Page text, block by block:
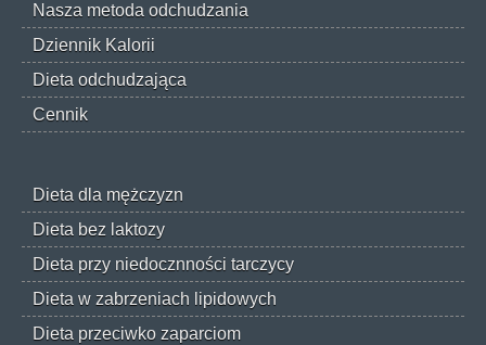
Nasza metoda odchudzania
Dziennik Kalorii
Dieta odchudzająca
Cennik
Dieta dla mężczyzn
Dieta bez laktozy
Dieta przy niedocznności tarczycy
Dieta w zabrzeniach lipidowych
Dieta przeciwko zaparciom